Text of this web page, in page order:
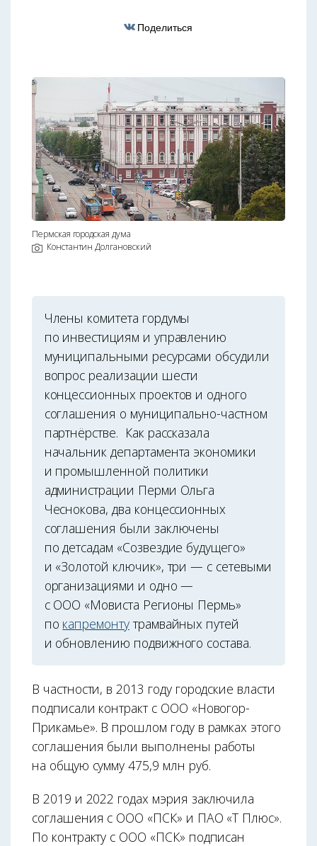
Поделиться
Пермская городская дума
Константин Долгановский
Члены комитета гордумы
по инвестициям и управлению
муниципальными ресурсами обсудили
вопрос реализации шести
концессионных проектов и одного
соглашения о муниципально-частном
партнёрстве. Как рассказала
начальник департамента экономики
и промышленной политики
администрации Перми Ольга
Чеснокова, два концессионных
соглашения были заключены
по детсадам «Созвездие будущего»
и «Золотой ключик», три — с сетевыми
организациями и одно —
с ООО «Мовиста Регионы Пермь»
по капремонтутрамвайных путей
и обновлению подвижного состава.
В частности, в 2013 году городские власти
подписали контракт с ООО «Новогор-
Прикамье». В прошлом году в рамках этого
соглашения были выполнены работы
на общую сумму 475,9 млн руб.
В 2019 и 2022 годах мэрия заключила
соглашения с ООО «ПСК» и ПАО «Т Плюс».
По контракту с ООО «ПСК» подписан